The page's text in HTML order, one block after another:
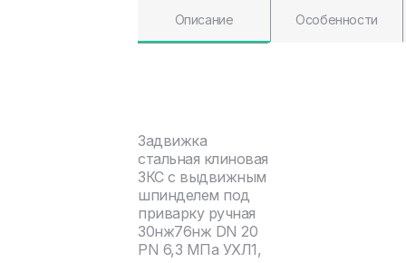
Описание Особенности
Задвижка
стальная клиновая
ЗКС с выдвижным
шпинделем под
приварку ручная
30нж76нж DN 20
PN 6,3 МПа УХЛ1,